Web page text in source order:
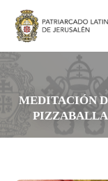
MEDITACIÓN